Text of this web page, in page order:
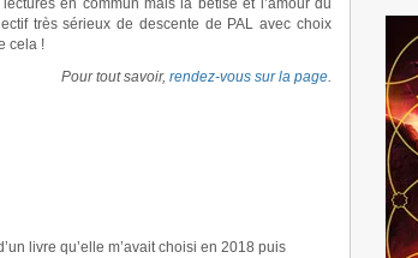
en commun mais la bêtise et l’amour du
très sérieux de descente de PAL avec choix
cela !
Pour tout savoir, rendez-vous sur la page.
livre qu’elle m’avait choisi en 2018 puis